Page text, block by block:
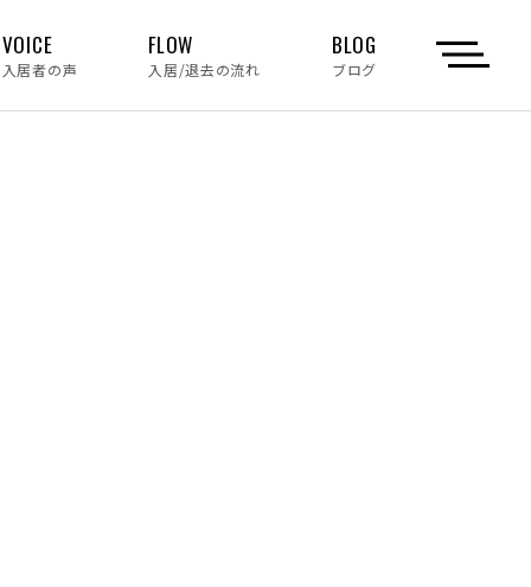
VOICE
入居者の声
FLOW
入居/退去の流れ
BLOG
ブログ